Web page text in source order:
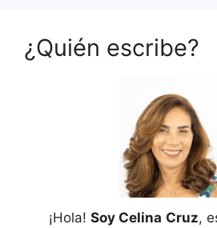
¿Quién escribe?
¡Hola! Soy Celina Cruz,